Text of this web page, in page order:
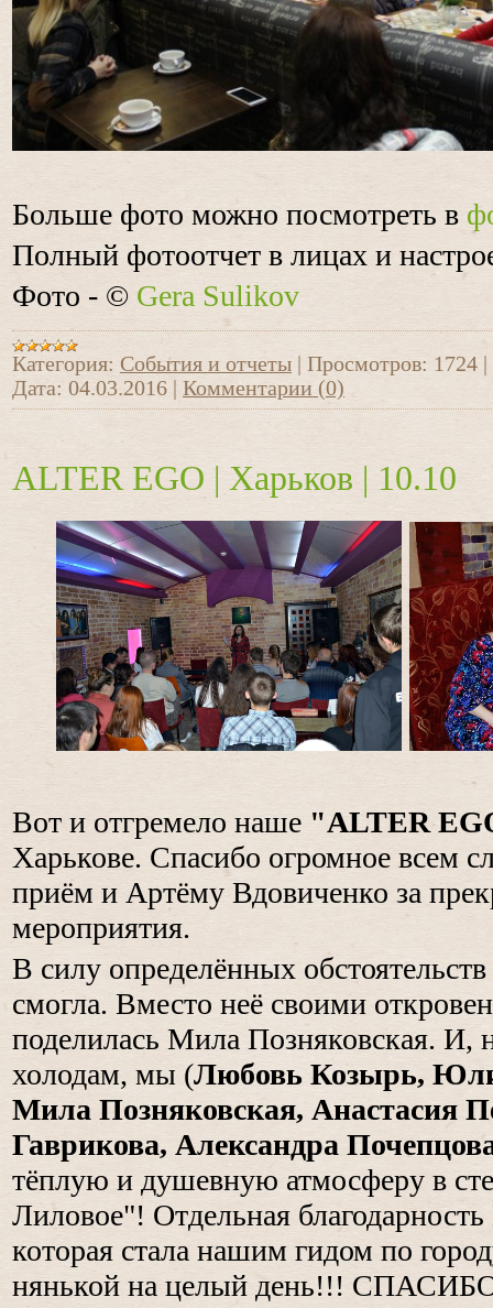
Больше фото можно посмотреть в
Полный фотоотчет в лицах и
Фото - © Gera Sulikov
Категория: События и отчеты Просмотров: 1724
Дата: 04.03.2016 Комментарии (0)
ALTER EGO | Харьков | 10.10
Вот и отгремело наше "ALTER
Харькове. Спасибо огромное всем
приём и Артёму Вдовиченко за
мероприятия.
В силу определённых
смогла. Вместо неё своими
поделилась Мила Позняковская. И,
холодам, мы (Любовь Козырь,
Мила Позняковская, Анастасия
Гаврикова, Александра
тёплую и душевную атмосферу в
Лиловое"! Отдельная
которая стала нашим гидом по
нянькой на целый день!!!